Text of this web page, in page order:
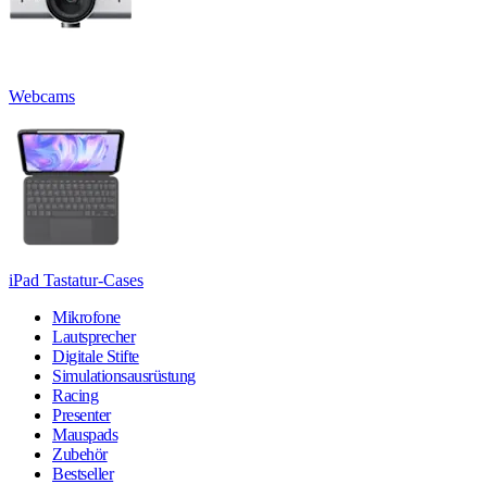
Webcams
iPad Tastatur-Cases
Mikrofone
Lautsprecher
Digitale Stifte
Simulationsausrüstung
Racing
Presenter
Mauspads
Zubehör
Bestseller